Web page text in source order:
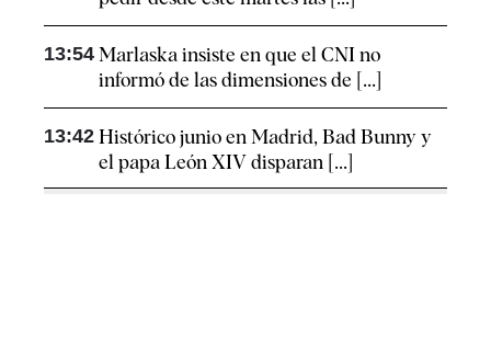
13:54 Marlaska insiste en que el CNI no
informó de las dimensiones de [...]
13:42 Histórico junio en Madrid, Bad Bunny y
el papa León XIV disparan [...]